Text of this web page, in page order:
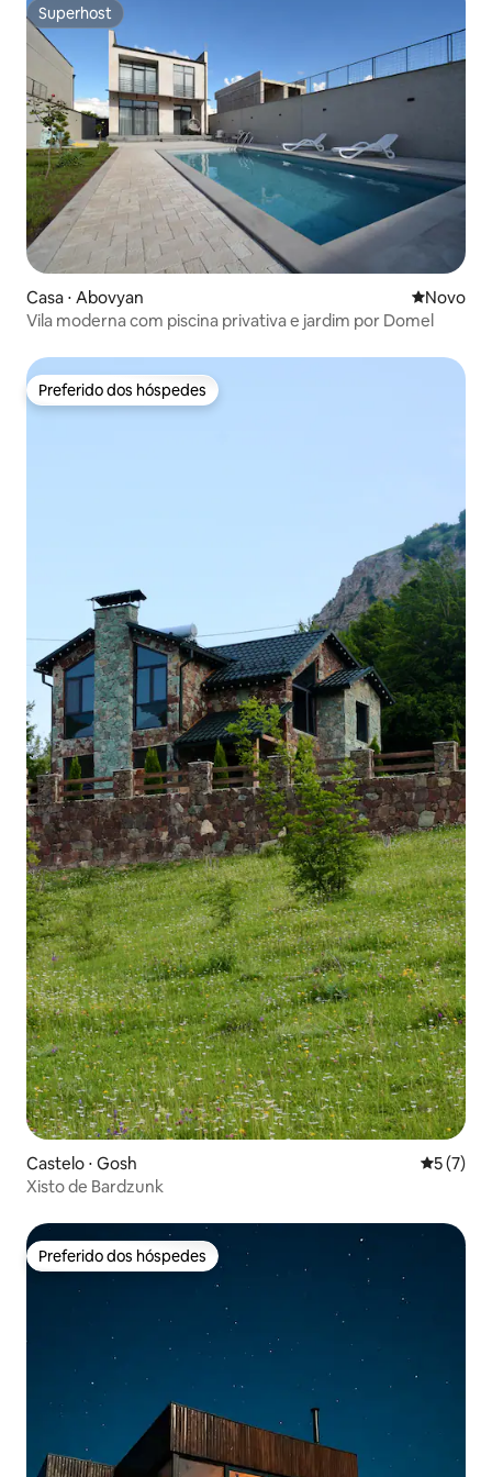
Superhost
Superhost
Casa ⋅ Abovyan Novo
Novo
Vila moderna com piscina privativa e jardim por Domel
Preferido dos hóspedes
Preferido dos hóspedes
Castelo ⋅ Gosh 5 de
5 (7)
Xisto de Bardzunk
Preferido dos hóspedes
Preferido dos hóspedes